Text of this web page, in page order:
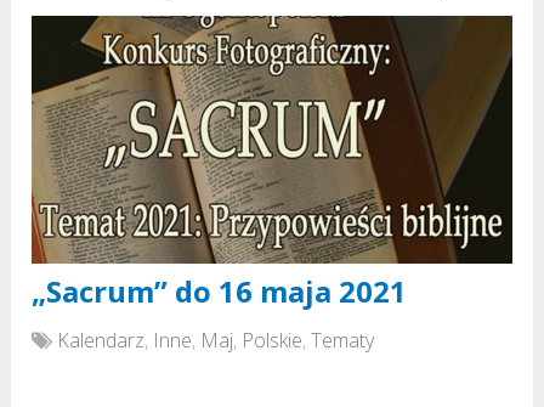
„Sacrum” do 16 maja 2021
Kalendarz, Inne, Maj, Polskie,Tematy